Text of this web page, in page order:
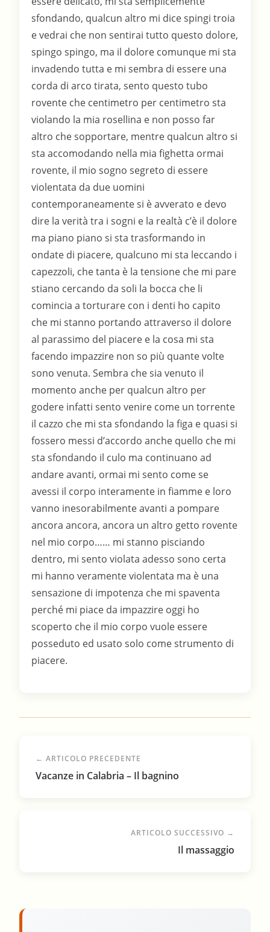
sfondando, qualcun altro mi dice spingi troia
e vedrai che non sentirai tutto questo dolore,
spingo spingo, ma il dolore comunque mi sta
invadendo tutta e mi sembra di essere una
corda di arco tirata, sento questo tubo
rovente che centimetro per centimetro sta
violando la mia rosellina e non posso far
altro che sopportare, mentre qualcun altro si
sta accomodando nella mia fighetta ormai
rovente, il mio sogno segreto di essere
violentata da due uomini
contemporaneamente si è avverato e devo
dire la verità tra i sogni e la realtà c’è il dolore
ma piano piano si sta trasformando in
ondate di piacere, qualcuno mi sta leccando i
capezzoli, che tanta è la tensione che mi pare
stiano cercando da soli la bocca che li
comincia a torturare con i denti ho capito
che mi stanno portando attraverso il dolore
al parassimo del piacere e la cosa mi sta
facendo impazzire non so più quante volte
sono venuta. Sembra che sia venuto il
momento anche per qualcun altro per
godere infatti sento venire come un torrente
il cazzo che mi sta sfondando la figa e quasi si
fossero messi d’accordo anche quello che mi
sta sfondando il culo ma continuano ad
andare avanti, ormai mi sento come se
avessi il corpo interamente in fiamme e loro
vanno inesorabilmente avanti a pompare
ancora ancora, ancora un altro getto rovente
nel mio corpo…… mi stanno pisciando
dentro, mi sento violata adesso sono certa
mi hanno veramente violentata ma è una
sensazione di impotenza che mi spaventa
perché mi piace da impazzire oggi ho
scoperto che il mio corpo vuole essere
posseduto ed usato solo come strumento di
piacere.
← ARTICOLO PRECEDENTE
Vacanze in Calabria – Il bagnino
ARTICOLO SUCCESSIVO →
Il massaggio